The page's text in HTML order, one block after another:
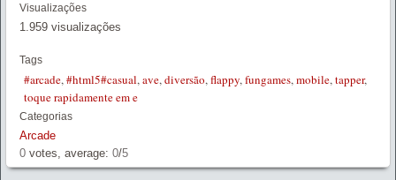
Visualizações
1.959 visualizações
Tags
#arcade, #html5#casual, ave, diversão, flappy, fungames, mobile, tapper,
toque rapidamente em e
Categorias
Arcade
0 votes, average: 0/5